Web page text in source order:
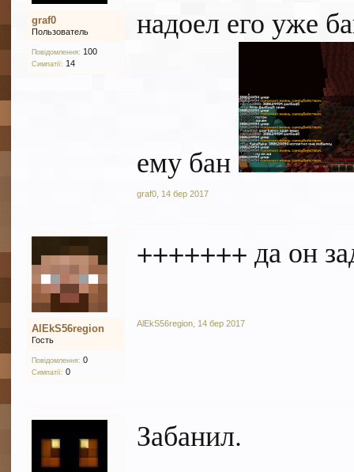
graf0
Пользователь
Повідомлення: 100
Симпатії: 14
надоел его уже
ему бан
graf0 14 бер 2017
AlEkS56region
Гость
Повідомлення: 0
Симпатії: 0
+++++++ да он
AlEkS56region 14 бер 2017
Забанил.